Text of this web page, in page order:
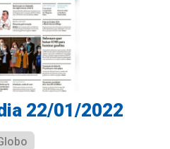
22/01/2022